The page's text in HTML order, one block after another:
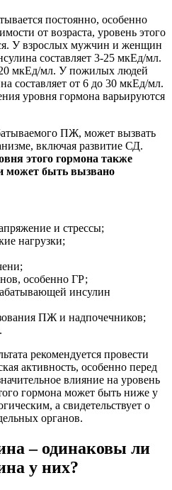
постоянно, особенно
от возраста, уровень этого
У взрослых мужчин и женщин
составляет 3-25 мкЕд/мл.
мкЕд/мл. У пожилых людей
составляет от 6 до 30 мкЕд/мл.
уровня гормона варьируются
ПЖ, может вызвать
включая развитие СД.
этого гормона также
может быть вызвано
и стрессы;
нагрузки;
особенно ГР;
инсулин
ПЖ и надпочечников;
рекомендуется провести
активность, особенно перед
влияние на уровень
гормона может быть ниже у
а свидетельствует о
органов.
– одинаковы ли
у них?